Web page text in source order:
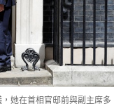
她在首相官邸前與副主席多